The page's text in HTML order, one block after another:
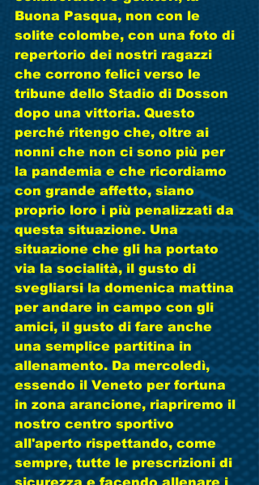
Buona Pasqua, non con le
solite colombe, con una foto di
repertorio dei nostri ragazzi
che corrono felici verso le
tribune dello Stadio di Dosson
dopo una vittoria. Questo
perché ritengo che, oltre ai
nonni che non ci sono più per
la pandemia e che ricordiamo
con grande affetto, siano
proprio loro i più penalizzati da
questa situazione. Una
situazione che gli ha portato
via la socialità, il gusto di
svegliarsi la domenica mattina
per andare in campo con gli
amici, il gusto di fare anche
una semplice partitina in
allenamento. Da mercoledì,
essendo il Veneto per fortuna
in zona arancione, riapriremo il
nostro centro sportivo
all'aperto rispettando, come
sempre, tutte le prescrizioni di
sicurezza e facendo allenare i